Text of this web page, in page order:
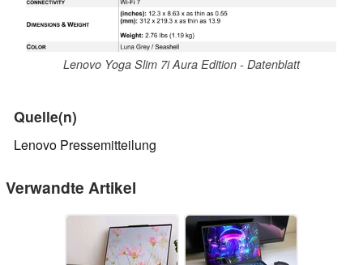
Lenovo Yoga Slim 7i Aura Edition - Datenblatt
Quelle(n)
Lenovo Pressemitteilung
Verwandte Artikel